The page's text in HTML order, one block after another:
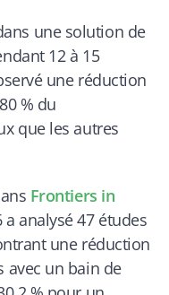
une solution de
12 à 15
une réduction
% du
que les autres
Frontiers in
a analysé 47 études
une réduction
avec un bain de